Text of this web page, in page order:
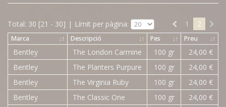
Total: 30 [21 - 30] | Límit per pàgina: 1 2
↓↑
Marca ↓↑
Descripció ↓↑
Pes ↓↑
Preu
Bentley The London Carmine 100 gr
24,00 €
Bentley
The Planters Purpure 100 gr
24,00 €
Bentley
The Virginia Ruby 100 gr
24,00 €
Bentley
The Classic One 100 gr
24,00 €